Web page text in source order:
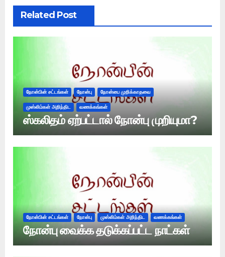
Related Post
நோன்பின் சட்டங்கள் நோன்பு நோன்பை முறிக்காதவை
முஸ்லிம்கள் அறிந்திட வணக்கங்கள்
ஸ்கலிதம் ஏற்பட்டால் நோன்பு முறியுமா?
நோன்பின் சட்டங்கள் நோன்பு முஸ்லிம்கள் அறிந்திட வணக்கங்கள்
நோன்பு வைக்க தடுக்கப்பட்ட நாட்கள்